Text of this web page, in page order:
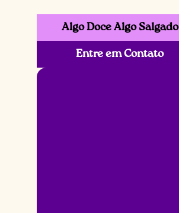
Algo Doce Algo Salgado
Entre em Contato